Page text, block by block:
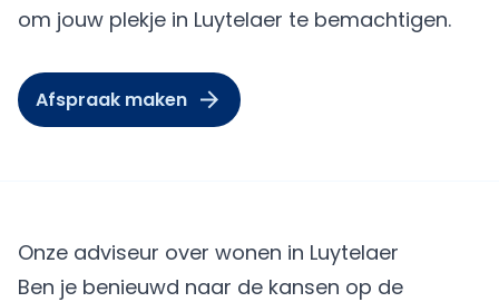
om jouw plekje in Luytelaer te bemachtigen.
Afspraak maken
Onze adviseur over wonen in Luytelaer
Ben je benieuwd naar de kansen op de